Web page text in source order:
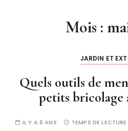
Mois :
JARDIN ET
Quels outils de
petits bricolage
IL Y A 6 ANS TEMPS DE LECTURE